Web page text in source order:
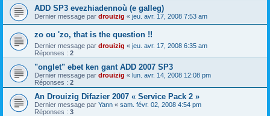
ADD SP3 evezhiadennoù (e galleg)
Dernier message par drouizig « jeu. avr. 17, 2008 7:53 am
zo ou 'zo, that is the question !!
Dernier message par drouizig « jeu. avr. 17, 2008 6:35 am
Réponses : 2
"onglet" ebet ken gant ADD 2007 SP3
Dernier message par drouizig « lun. avr. 14, 2008 12:08 pm
Réponses : 2
An Drouizig Difazier 2007 « Service Pack 2 »
Dernier message par Yann « sam. févr. 02, 2008 4:54 pm
Réponses : 3